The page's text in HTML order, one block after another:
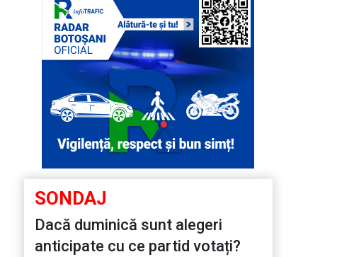
SONDAJ
Dacă duminică sunt alegeri
anticipate cu ce partid votați?